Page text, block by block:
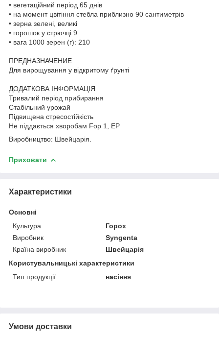
• вегетаційний період 65 днів
• на момент цвітіння стебла приблизно 90 сантиметрів
• зерна зелені, великі
• горошок у стрючці 9
• вага 1000 зерен (г): 210
ПРЕДНАЗНАЧЕНИЕ
Для вирощування у відкритому ґрунті
ДОДАТКОВА ІНФОРМАЦІЯ
Тривалий період прибирання
Стабільний урожай
Підвищена стресостійкість
Не піддається хворобам Fop 1, ЕР
Виробництво: Швейцарія.
Приховати
Характеристики
Основні
Культура
Горох
Виробник
Syngenta
Країна виробник
Швейцарія
Користувальницькі характеристики
Тип продукції
насіння
Умови доставки